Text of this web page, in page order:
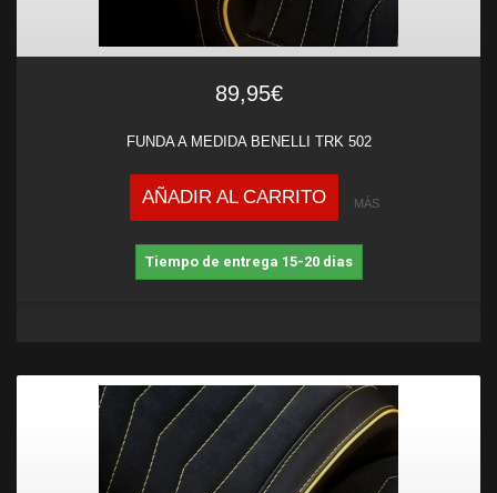
89,95€
FUNDA A MEDIDA BENELLI TRK 502
AÑADIR AL CARRITO MÁS
Tiempo de entrega 15-20 dias